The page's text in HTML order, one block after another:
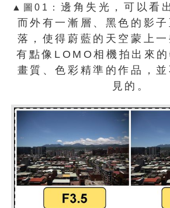
▲圖01： 邊角失光，可以看
而外有一漸層、黑色的影子
落，使得蔚藍的天空蒙上
有點像LOMO相機拍出來
畫質、色彩精準的作品，
見的。